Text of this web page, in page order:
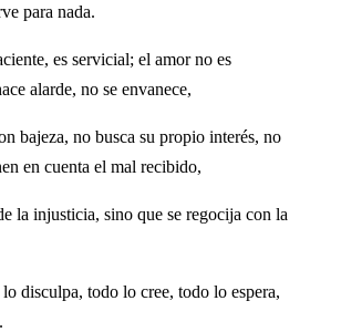
para nada.
es servicial; el amor no es
alarde, no se envanece,
bajeza, no busca su propio interés, no
en cuenta el mal recibido,
la injusticia, sino que se regocija con la
disculpa, todo lo cree, todo lo espera,